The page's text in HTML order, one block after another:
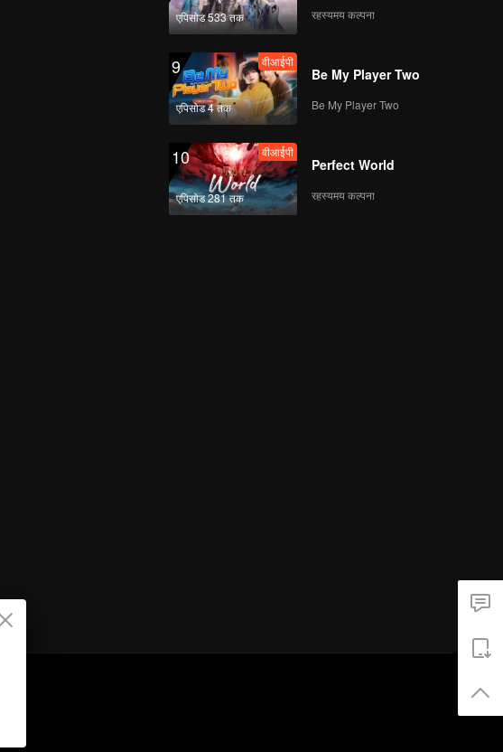
एपिसोड 533 तक रहस्यमय कल्पना
9
एपिसोड 4 तक
वीआईपी
Be My Player Two
Be My Player Two
10
एपिसोड 281 तक
वीआईपी
Perfect World
रहस्यमय कल्पना